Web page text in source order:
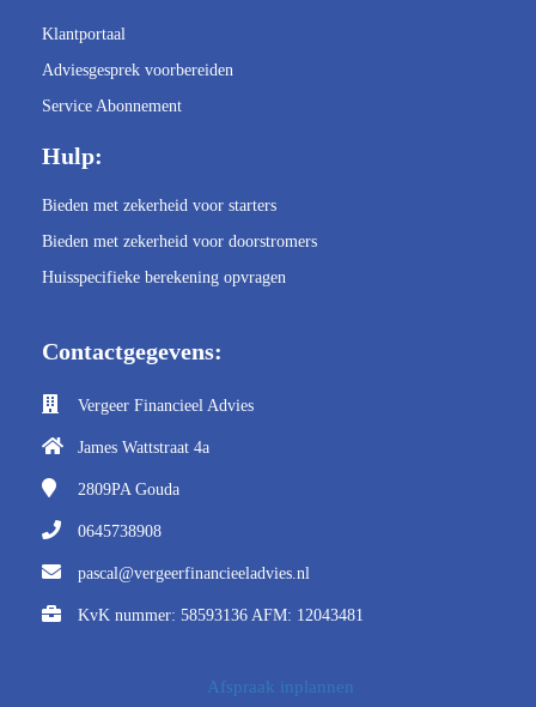
Klantportaal
Adviesgesprek voorbereiden
Service Abonnement
Hulp:
Bieden met zekerheid voor starters
Bieden met zekerheid voor doorstromers
Huisspecifieke berekening opvragen
Contactgegevens:
Vergeer Financieel Advies
James Wattstraat 4a
2809PA Gouda
0645738908
pascal@vergeerfinancieeladvies.nl
KvK nummer: 58593136 AFM: 12043481
Afspraak inplannen